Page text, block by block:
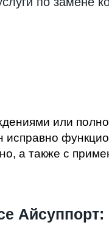
или
исправно
а также с
Айсуппорт: